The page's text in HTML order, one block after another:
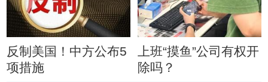
反制美国！中方公布5
项措施
上班“摸鱼”公司有权开
除吗？